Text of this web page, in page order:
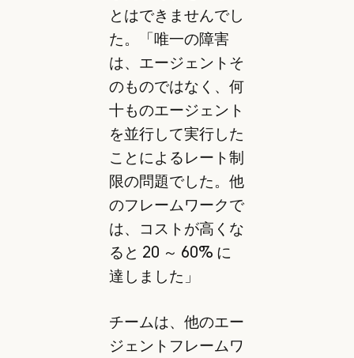
とはできませんでし
た。「唯一の障害
は、エージェントそ
のものではなく、何
十ものエージェント
を並行して実行した
ことによるレート制
限の問題でした。他
のフレームワークで
は、コストが高くな
ると 20 ～ 60% に
達しました」
チームは、他のエー
ジェントフレームワ